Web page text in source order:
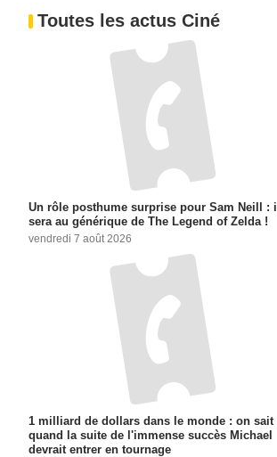
Toutes les actus Ciné
Un rôle posthume surprise pour Sam Neill : il
sera au générique de The Legend of Zelda !
vendredi 7 août 2026
1 milliard de dollars dans le monde : on sait
quand la suite de l'immense succès Michael
devrait entrer en tournage